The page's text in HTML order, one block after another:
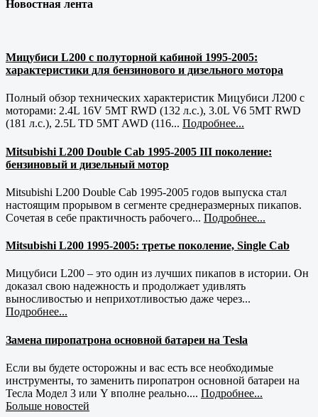
Новостная лента
Мицубиси L200 с полуторной кабиной 1995-2005:
характеристики для бензинового и дизельного мотора
Полный обзор технических характеристик Мицубиси Л200 с
моторами: 2.4L 16V 5MT RWD (132 л.с.), 3.0L V6 5MT RWD
(181 л.с.), 2.5L TD 5MT AWD (116... Подробнее...
Mitsubishi L200 Double Cab 1995-2005 III поколение:
бензиновый и дизельный мотор
Mitsubishi L200 Double Cab 1995-2005 годов выпуска стал
настоящим прорывом в сегменте среднеразмерных пикапов.
Сочетая в себе практичность рабочего... Подробнее...
Mitsubishi L200 1995-2005: третье поколение, Single Cab
Мицубиси L200 – это один из лучших пикапов в истории. Он
доказал свою надежность и продолжает удивлять
выносливостью и неприхотливостью даже через...
Подробнее...
Замена пиропатрона основной батареи на Tesla
Если вы будете осторожны и вас есть все необходимые
инструменты, то заменить пиропатрон основной батареи на
Тесла Модел 3 или Y вполне реально.... Подробнее...
Больше новостей